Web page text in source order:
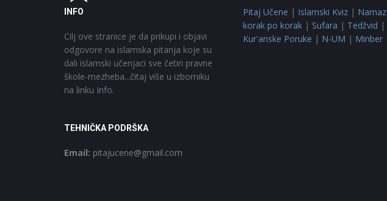
INFO
Cilj ove stranice je da prikupi i objavi
odgovore na islamska pitanja koje su
dali islamski učenjaci sve četiri pravne
škole-mezheba...čitaj više u izborniku
na linku Info.
TEHNIČKA PODRŠKA
Email: pitajucene@gmail.com
Pitaj Učene | Islamski Kviz| Namaz
korak po korak| Sufara | Tedžvid |
Kur'anske Poruke | N-UM | Minber